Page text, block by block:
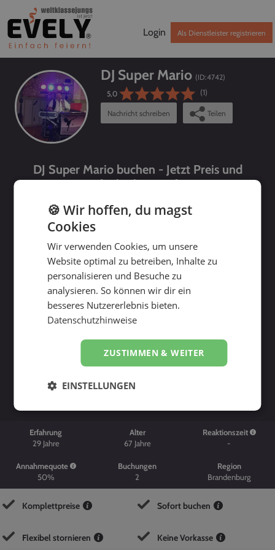
Login Als Dienstleister registrieren
DJ Super Mario (ID:4742)
5,0
(1)
Nachricht schreiben Teilen
DJ Super Mario buchen - Jetzt Preis und
Verfügbarkeit prüfen!
bis
Erfahrung
29 Jahre
Alter
67 Jahre
Reaktionszeit
-
Annahmequote
50%
Buchungen
2
Region
Brandenburg
Komplettpreise Sofort buchen
Flexibel stornieren Keine Vorkasse
🍪 Wir hoffen, du magst
Cookies
Wir verwenden Cookies, um unsere
Website optimal zu betreiben, Inhalte zu
personalisieren und Besuche zu
analysieren. So können wir dir ein
besseres Nutzererlebnis bieten.
Datenschutzhinweise
ZUSTIMMEN & WEITER
EINSTELLUNGEN